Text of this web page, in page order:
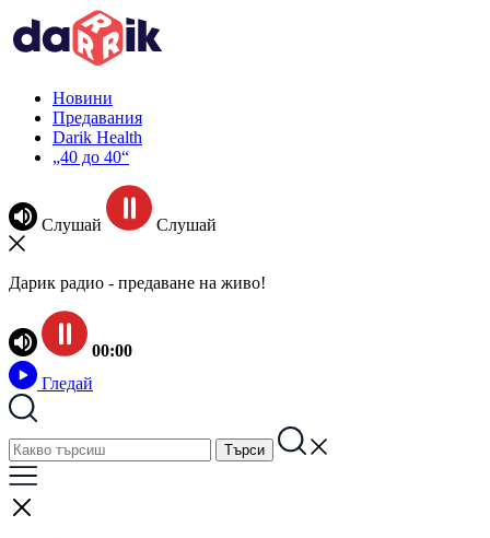
Новини
Предавания
Darik Health
„40 до 40“
Слушай Слушай
Дарик радио - предаване на живо!
00:00
Гледай